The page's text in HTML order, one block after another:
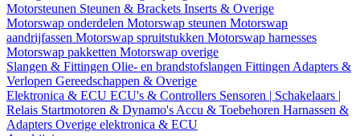
Motorsteunen Steunen & Brackets Inserts & Overige
Motorswap onderdelen Motorswap steunen Motorswap
aandrijfassen Motorswap spruitstukken Motorswap harnesses
Motorswap pakketten Motorswap overige
Slangen & Fittingen Olie- en brandstofslangen Fittingen Adapters &
Verlopen Gereedschappen & Overige
Elektronica & ECU ECU's & Controllers Sensoren | Schakelaars |
Relais Startmotoren & Dynamo's Accu & Toebehoren Harnassen &
Adapters Overige elektronica & ECU